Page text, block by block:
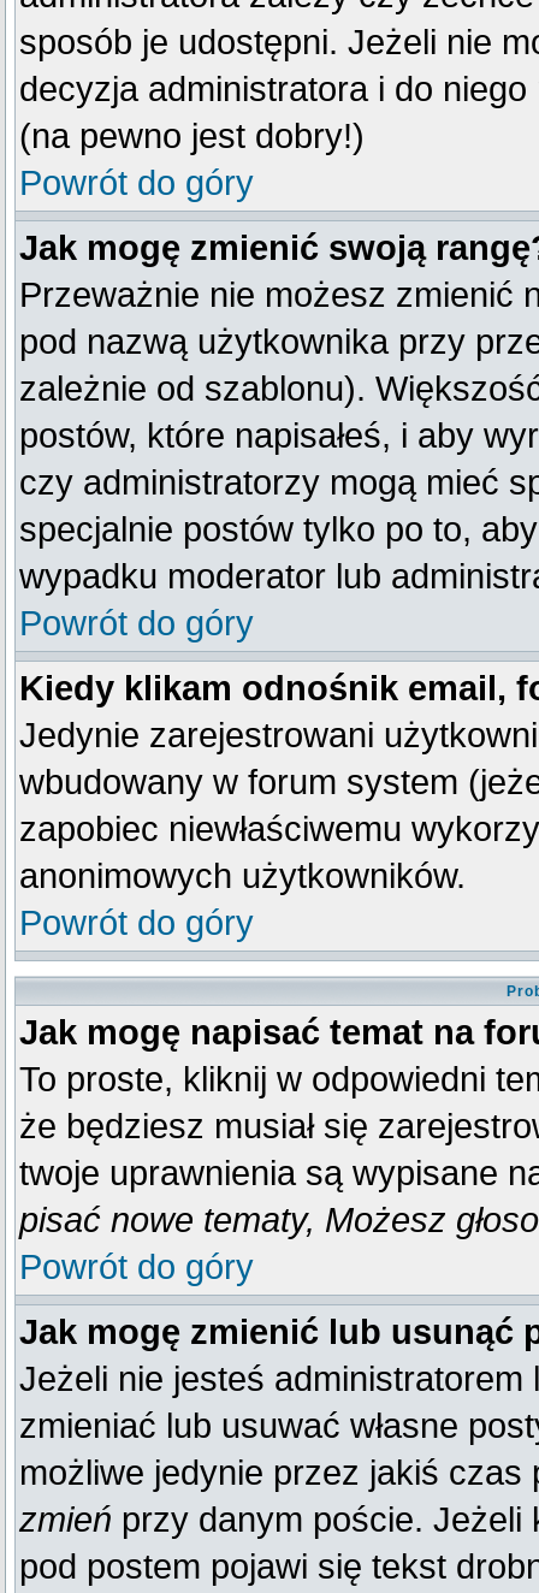
sposób je udostępni. Jeżeli nie
decyzja administratora i do
(na pewno jest dobry!)
Powrót do góry
Jak mogę zmienić swoją
Przeważnie nie możesz zmienić
pod nazwą użytkownika przy
zależnie od szablonu).
postów, które napisałeś, i aby
czy administratorzy mogą mieć
specjalnie postów tylko po to,
wypadku moderator lub
Powrót do góry
Kiedy klikam odnośnik email,
Jedynie zarejestrowani
wbudowany w forum system
zapobiec niewłaściwemu
anonimowych użytkowników.
Powrót do góry
Jak mogę napisać temat na
To proste, kliknij w odpowiedni
że będziesz musiał się
twoje uprawnienia są wypisane
pisać nowe tematy, Możesz
Powrót do góry
Jak mogę zmienić lub usunąć
Jeżeli nie jesteś
zmieniać lub usuwać własne
możliwe jedynie przez jakiś
zmień przy danym poście. Jeżeli
pod postem pojawi się tekst